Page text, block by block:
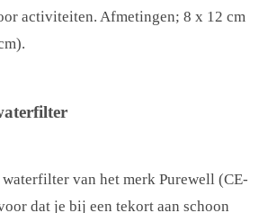
activiteiten. Afmetingen; 8 x 12 cm
van het merk Purewell (CE-
dat je bij een tekort aan schoon